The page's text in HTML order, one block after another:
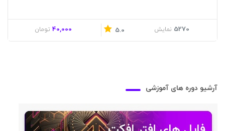
5270 نمایش 5.0
40,000 تومان
آرشیو دوره های آموزشی